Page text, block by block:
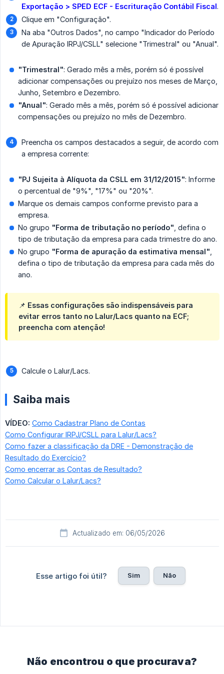
Exportação > SPED ECF - Escrituração Contábil Fiscal.
Clique em "Configuração".
Na aba "Outros Dados", no campo "Indicador do Período
de Apuração IRPJ/CSLL" selecione "Trimestral" ou "Anual".
"Trimestral": Gerado mês a mês, porém só é possível
adicionar compensações ou prejuízo nos meses de Março,
Junho, Setembro e Dezembro.
"Anual": Gerado mês a mês, porém só é possível adicionar
compensações ou prejuízo no mês de Dezembro.
Preencha os campos destacados a seguir, de acordo com
a empresa corrente:
"PJ Sujeita à Alíquota da CSLL em 31/12/2015": Informe
o percentual de "9%", "17%" ou "20%".
Marque os demais campos conforme previsto para a
empresa.
No grupo "Forma de tributação no período" , defina o
tipo de tributação da empresa para cada trimestre do ano.
No grupo "Forma de apuração da estimativa mensal"
defina o tipo de tributação da empresa para cada mês do
ano.
📌 Essas configurações são indispensáveis para
evitar erros tanto no Lalur/Lacs quanto na ECF;
preencha com atenção!
Calcule o Lalur/Lacs.
Saiba mais
VÍDEO: Como Cadastrar Plano de Contas
Como Configurar IRPJ/CSLL para Lalur/Lacs?
Como fazer a classificação da DRE - Demonstração de
Resultado do Exercício?
Como encerrar as Contas de Resultado?
Como Calcular o Lalur/Lacs?
Actualizado em: 06/05/2026
Esse artigo foi útil? Sim Não
Não encontrou o que procurava?